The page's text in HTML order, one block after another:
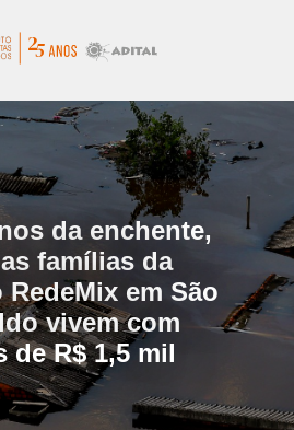
da enchente,
famílias da
em São
vivem com
de R$ 1,5 mil